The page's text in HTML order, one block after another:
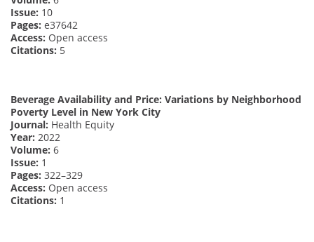
Issue: 10
Pages: e37642
Access: Open access
Citations: 5
Beverage Availability and Price: Variations by Neighborhood
Poverty Level in New York City
Journal: Health Equity
Year: 2022
Volume: 6
Issue: 1
Pages: 322–329
Access: Open access
Citations: 1